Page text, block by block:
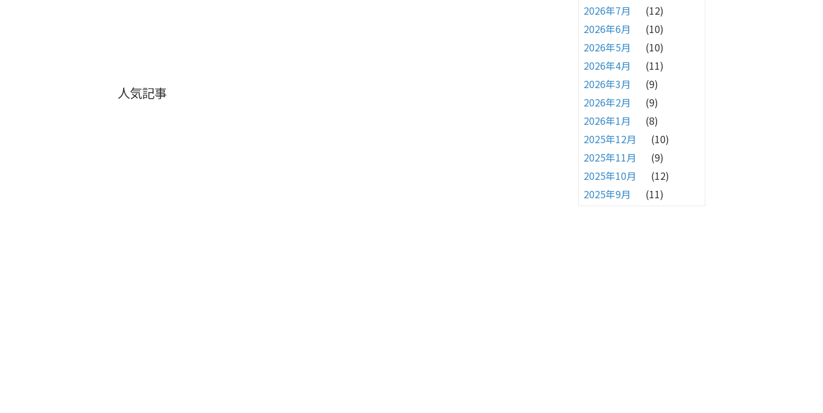
人気記事
2026年7月
(12)
2026年6月
(10)
2026年5月
(10)
2026年4月
(11)
2026年3月
(9)
2026年2月
(9)
2026年1月
(8)
2025年12月
(10)
2025年11月
(9)
2025年10月
(12)
2025年9月
(11)